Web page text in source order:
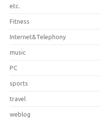
etc.
Fitness
Internet&Telephony
music
PC
sports
travel
weblog